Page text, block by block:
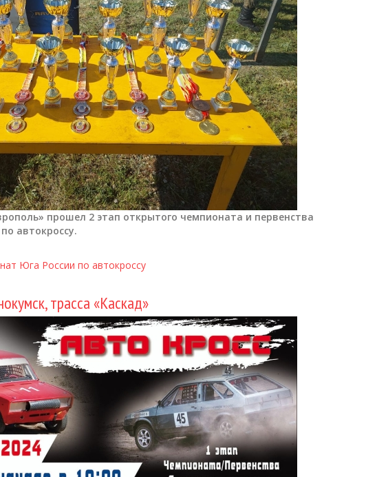
прошел 2 этап открытого чемпионата и первенства
автокроссу.
Юга России по автокроссу
трасса «Каскад»